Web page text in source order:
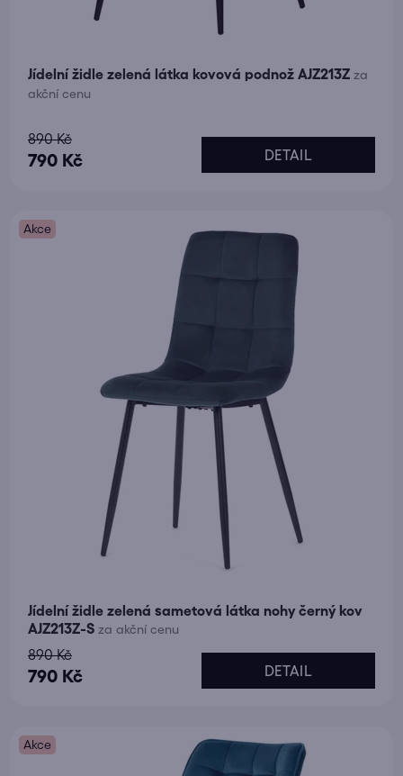
Jídelní židle zelená látka kovová podnož AJZ213Z za
akční cenu
Průměrné
hodnocení
5,0
790 Kč
890 Kč
DETAIL
Akce
Jídelní židle zelená sametová látka nohy černý kov
AJZ213Z-S za akční cenu
790 Kč
890 Kč
DETAIL
Akce